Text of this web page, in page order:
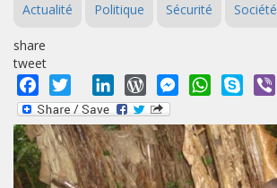
Actualité Politique Sécurité Société
share
tweet
Facebook
Twitter LinkedInWordPressMessengerWhatsApp
Skype